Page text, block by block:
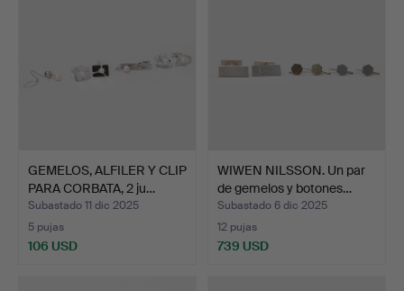
GEMELOS, ALFILER Y CLIP
PARA CORBATA, 2 ju…
Subastado 11 dic 2025
5 pujas
106 USD
WIWEN NILSSON. Un par
de gemelos y botones…
Subastado 6 dic 2025
12 pujas
739 USD